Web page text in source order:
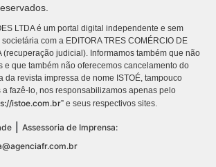
LTDA é um portal digital independente e sem
com a EDITORA TRES COMÉRCIO DE
(recuperação judicial). Informamos também que não
e que também não oferecemos cancelamento do
da revista impressa de nome ISTOÉ, tampouco
fazê-lo, nos responsabilizamos apenas pelo
istoe.com.br” e seus respectivos sites.
Assessoria de Imprensa: